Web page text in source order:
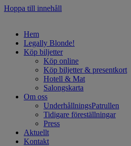
Hoppa till innehåll
Hem
Legally Blonde!
Köp biljetter
Köp online
Köp biljetter & presentkort
Hotell & Mat
Salongskarta
Om oss
UnderhållningsPatrullen
Tidigare föreställningar
Press
Aktuellt
Kontakt